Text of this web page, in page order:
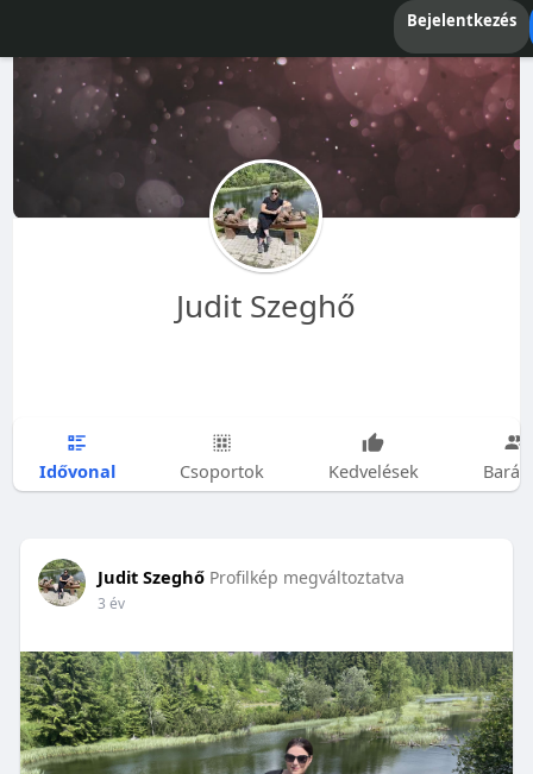
Bejelentkezés
Judit Szeghő
Idővonal Csoportok Kedvelések
Judit Szeghő Profilkép megváltoztatva
3 év